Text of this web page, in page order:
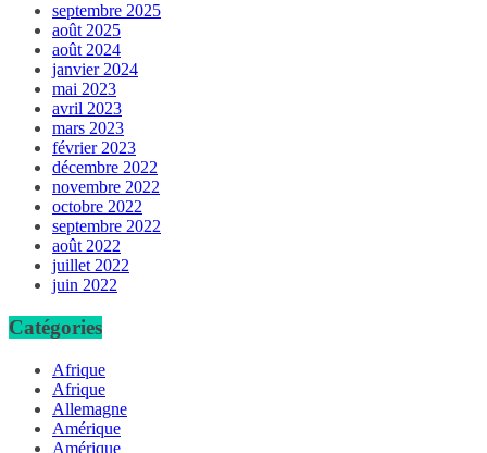
septembre 2025
août 2025
août 2024
janvier 2024
mai 2023
avril 2023
mars 2023
février 2023
décembre 2022
novembre 2022
octobre 2022
septembre 2022
août 2022
juillet 2022
juin 2022
Catégories
Afrique
Afrique
Allemagne
Amérique
Amérique